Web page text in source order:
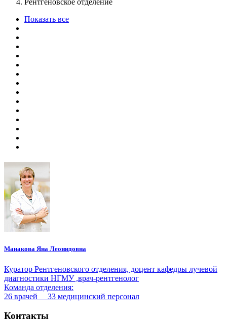
Показать все
Манакова Яна Леонидовна
Куратор Рентгеновского отделения, доцент кафедры лучевой
диагностики НГМУ ,врач-рентгенолог
Команда отделения:
26 врачей 33 медицинский персонал
Контакты